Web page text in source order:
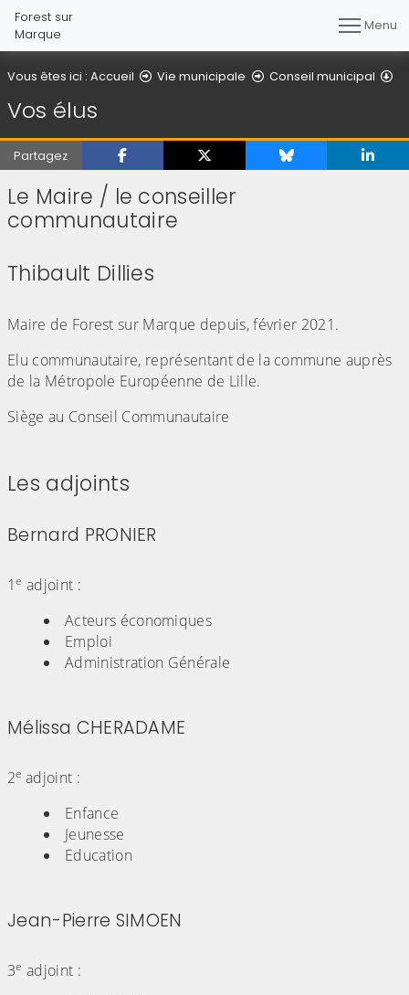
Forest sur
Marque
Menu
Vous êtes ici : Accueil Vie municipale Conseil municipal
Vos élus
Partagez
Le Maire / le conseiller
communautaire
Thibault Dillies
Maire de Forest sur Marque depuis, février 2021.
Elu communautaire, représentant de la commune auprès
de la Métropole Européenne de Lille.
Siège au Conseil Communautaire
Les adjoints
Bernard PRONIER
1e adjoint :
Acteurs économiques
Emploi
Administration Générale
Mélissa CHERADAME
2e adjoint :
Enfance
Jeunesse
Education
Jean-Pierre SIMOEN
3e adjoint :